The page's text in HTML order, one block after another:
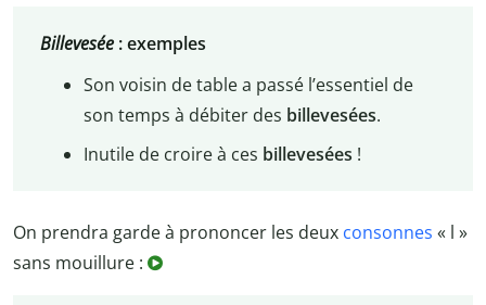
Billevesée: exemples
Son voisin de table a passé l’essentiel de
son temps à débiter des billevesées.
Inutile de croire à ces billevesées !
On prendra garde à prononcer les deux consonnes « l »
sans mouillure :